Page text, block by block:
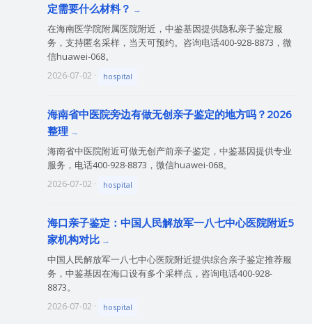
定需要什么材料？
在海南医学院附属医院附近，中鉴基因提供隐私亲子鉴定服
务，支持匿名采样，当天可预约。咨询电话400-928-8873，微
信huawei-068。
2026-07-02 · hospital
海南省中医院旁边有做无创亲子鉴定的地方吗？2026
整理
海南省中医院附近可做无创产前亲子鉴定，中鉴基因提供专业
服务，电话400-928-8873，微信huawei-068。
2026-07-02 · hospital
海口亲子鉴定：中国人民解放军一八七中心医院附近5
家机构对比
中国人民解放军一八七中心医院附近提供综合亲子鉴定推荐服
务，中鉴基因在海口设有多个采样点，咨询电话400-928-
8873。
2026-07-02 · hospital